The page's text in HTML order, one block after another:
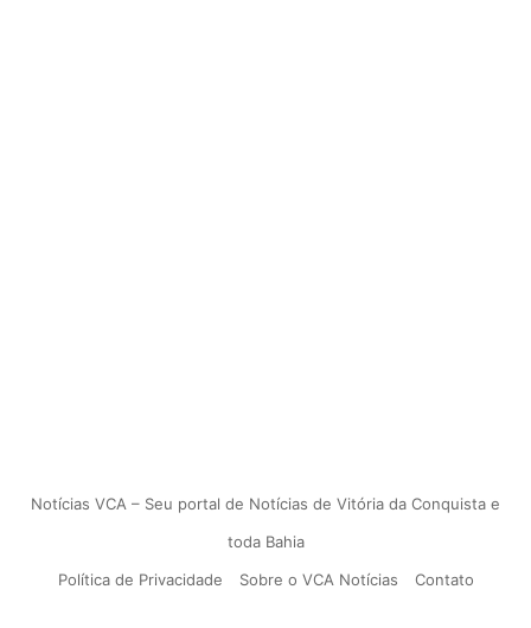
Notícias VCA – Seu portal de Notícias de Vitória da Conquista e
toda Bahia
Política de Privacidade
Sobre o VCA Notícias Contato